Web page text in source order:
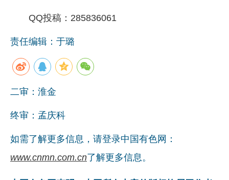
QQ投稿：285836061
责任编辑：于璐
二审：淮金
终审：孟庆科
如需了解更多信息，请登录中国有色网：
www.cnmn.com.cn了解更多信息。